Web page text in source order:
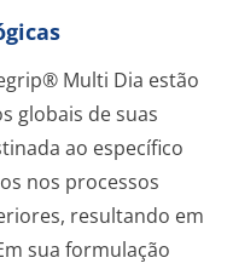
Multi Dia estão
globais de suas
ao específico
nos processos
resultando em
sua formulação